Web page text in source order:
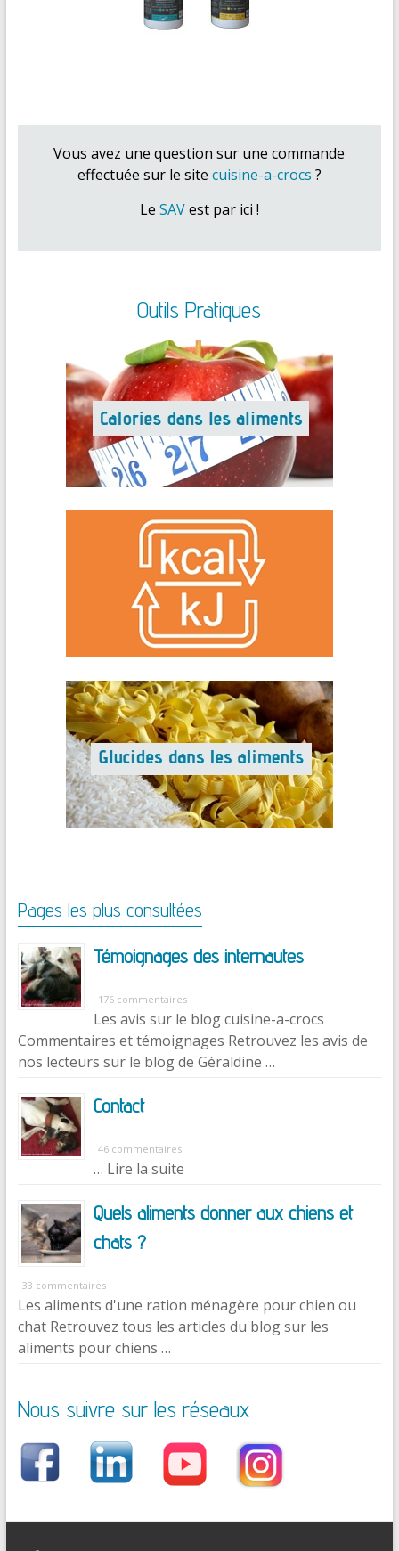
Vous avez une question sur une commande
effectuée sur le site cuisine-a-crocs ?
Le SAVest par ici !
Outils Pratiques
Pages les plus consultées
Témoignages des internautes
176 commentaires
Les avis sur le blog cuisine-a-crocs
Commentaires et témoignages Retrouvez les avis de
nos lecteurs sur le blog de Géraldine …
Contact
46 commentaires
… Lire la suite
Quels aliments donner aux chiens et
chats ?
33 commentaires
Les aliments d'une ration ménagère pour chien ou
chat Retrouvez tous les articles du blog sur les
aliments pour chiens …
Nous suivre sur les réseaux